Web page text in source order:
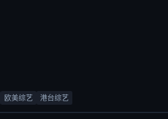
欧美综艺 港台综艺
综艺
2026/韩国
2026/中国
周涛,袁咏仪,彭冠英,萧敬腾,方媛,阿如那,徐志胜,李雪琴,李嘉琦,王子奇,滕哲,徐若晗,陈鑫海,庾恩利,贺峻霖
徐章勋,李枖原,金曜汉
日韩综艺
大陆综艺